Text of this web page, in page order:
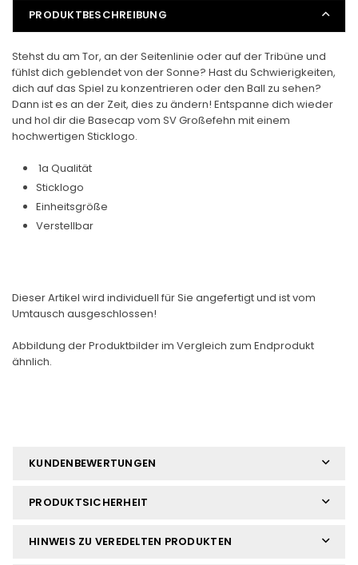
PRODUKTBESCHREIBUNG
Stehst du am Tor, an der Seitenlinie oder auf der Tribüne und
fühlst dich geblendet von der Sonne? Hast du Schwierigkeiten,
dich auf das Spiel zu konzentrieren oder den Ball zu sehen?
Dann ist es an der Zeit, dies zu ändern! Entspanne dich wieder
und hol dir die Basecap vom SV Großefehn mit einem
hochwertigen Sticklogo.
1a Qualität
Sticklogo
Einheitsgröße
Verstellbar
Dieser Artikel wird individuell für Sie angefertigt und ist vom
Umtausch ausgeschlossen!
Abbildung der Produktbilder im Vergleich zum Endprodukt
ähnlich.
KUNDENBEWERTUNGEN
PRODUKTSICHERHEIT
HINWEIS ZU VEREDELTEN PRODUKTEN